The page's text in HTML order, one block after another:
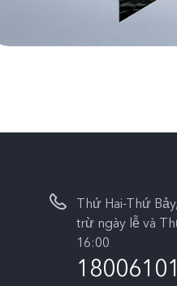
Thứ Hai-Thứ
trừ ngày lễ và
16:00
18006101